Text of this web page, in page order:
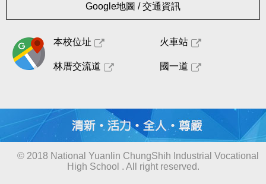
Google地圖 / 交通資訊
本校位址 火車站
林厝交流道 國一道
© 2018 National Yuanlin ChungShih Industrial Vocational
High School . All right reserved.